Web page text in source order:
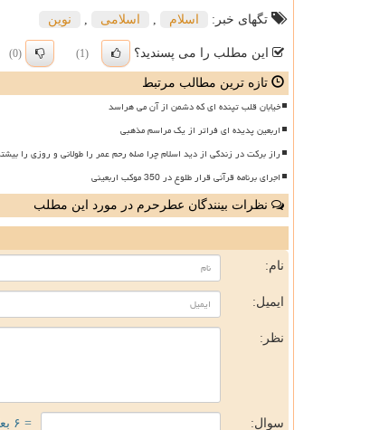
تگهای خبر: اسلام اسلامی نوین
این مطلب را می پسندید؟ (1)
(0)
تازه ترین مطالب مرتبط
خیابان قلب تپنده ای که دشمن از آن می هراسد
اربعین پدیده ای فراتر از یک مراسم مذهبی
راز برکت در زندگی از دید اسلام چرا صله رحم عمر را طولانی و روزی را
اجرای برنامه قرآنی قرار طلوع در 350 موکب اربعینی
نظرات بینندگان عطرحرم در مورد این مطلب
نام:
ایمیل:
نظر:
سوال: = ۶ بعلاوه ۱